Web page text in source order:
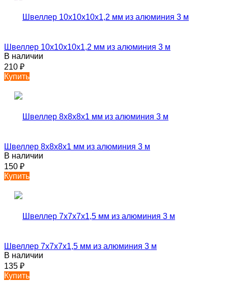
Швеллер 10х10х10х1,2 мм из алюминия 3 м
В наличии
210 ₽
Купить
Швеллер 8х8х8х1 мм из алюминия 3 м
В наличии
150 ₽
Купить
Швеллер 7х7х7х1,5 мм из алюминия 3 м
В наличии
135 ₽
Купить